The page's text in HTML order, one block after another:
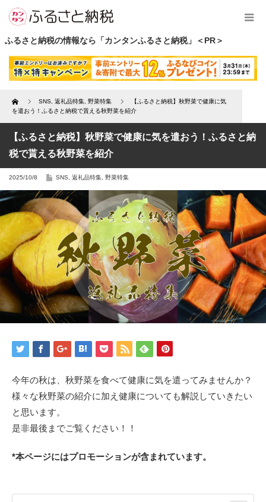
ふるさと納税の情報なら「カンタンふるさと納税」＜PR＞
Home SNS 返礼品特集 野菜特集
【ふるさと納税】秋野菜で健康に気
を遣おう！ふるさと納税で貰える秋野菜を紹介
【ふるさと納税】秋野菜で健康に気を遣おう！ふるさと納
税で貰える秋野菜を紹介
2025/10/8 SNS 返礼品特集 野菜特集
今年の秋は、秋野菜を食べて健康に気を遣ってみませんか？
様々な秋野菜の紹介に加え健康についても解説していきたい
と思います。
是非最後までご覧ください！！
*本ページにはプロモーションが含まれています。